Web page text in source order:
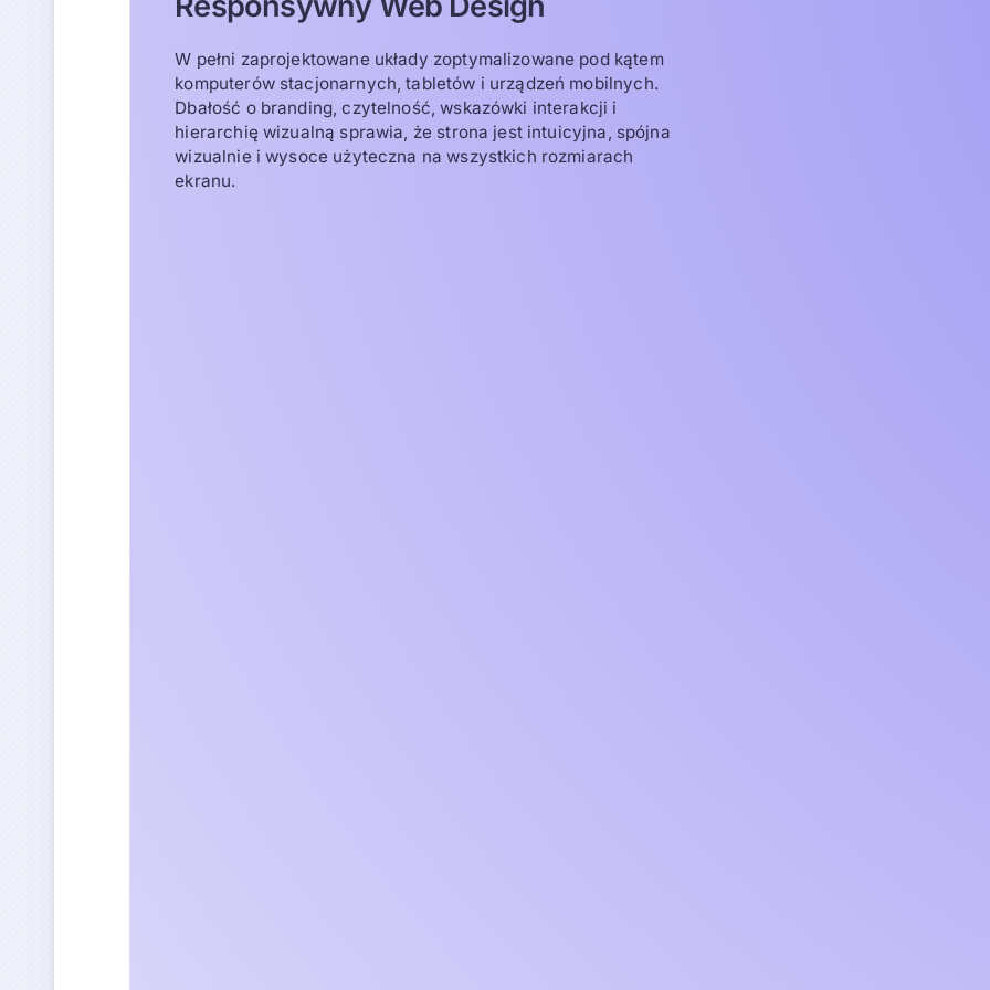
W pełni zaprojektowane układy zoptymalizowane pod kątem
komputerów stacjonarnych, tabletów i urządzeń mobilnych.
Dbałość o branding, czytelność, wskazówki interakcji i
hierarchię wizualną sprawia, że strona jest intuicyjna, spójna
wizualnie i wysoce użyteczna na wszystkich rozmiarach
ekranu.